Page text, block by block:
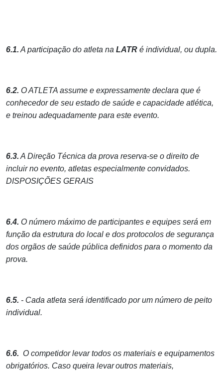
6.1. A participação do atleta na LATR é individual, ou dupla.
6.2. O ATLETA assume e expressamente declara que é
conhecedor de seu estado de saúde e capacidade atlética,
e treinou adequadamente para este evento.
6.3. A Direção Técnica da prova reserva-se o direito de
incluir no evento, atletas especialmente convidados.
DISPOSIÇÕES GERAIS
6.4. O número máximo de participantes e equipes será em
função da estrutura do local e dos protocolos de segurança
dos orgãos de saúde pública definidos para o momento da
prova.
6.5. - Cada atleta será identificado por um número de peito
individual.
6.6. O competidor levar todos os materiais e equipamentos
obrigatórios. Caso queira levar outros materiais,